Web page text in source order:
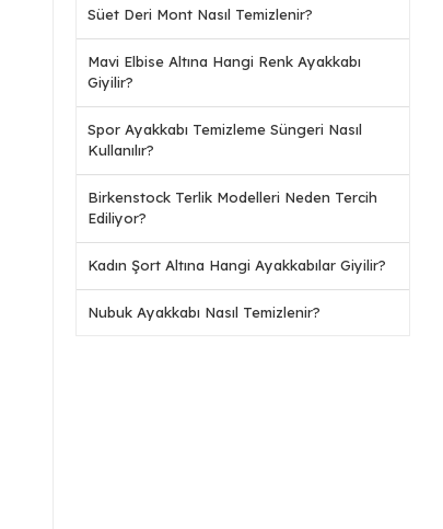
Süet Deri Mont Nasıl Temizlenir?
Mavi Elbise Altına Hangi Renk Ayakkabı
Giyilir?
Spor Ayakkabı Temizleme Süngeri Nasıl
Kullanılır?
Birkenstock Terlik Modelleri Neden Tercih
Ediliyor?
Kadın Şort Altına Hangi Ayakkabılar Giyilir?
Nubuk Ayakkabı Nasıl Temizlenir?